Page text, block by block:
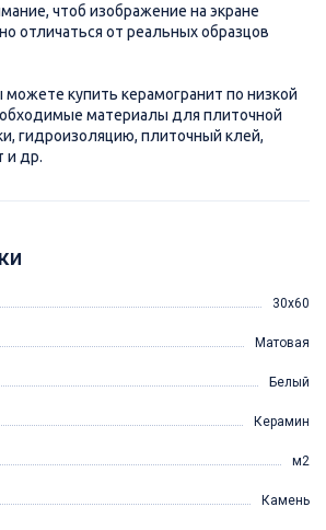
чтоб изображение на экране
отличаться от реальных образцов
купить керамогранит по низкой
материалы для плиточной
гидроизоляцию, плиточный клей,
и др.
30х60
Матовая
Белый
Керамин
м2
Камень